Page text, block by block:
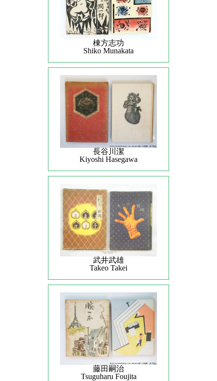
棟方志功
Shiko Munakata
長谷川潔
Kiyoshi Hasegawa
武井武雄
Takeo Takei
藤田嗣治
Tsuguharu Foujita